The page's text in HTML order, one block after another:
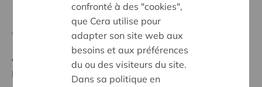
Kermis Nukerke 2026
Ambition:
Des quartiers chaleureux et bienveillants
pour tous
confronté à des "cookies",
que Cera utilise pour
adapter son site web aux
besoins et aux préférences
du ou des visiteurs du site.
Dans sa politique en